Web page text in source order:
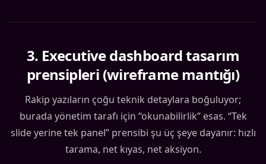
3. Executive dashboard tasarım
prensipleri (wireframe mantığı)
Rakip yazıların çoğu teknik detaylara boğuluyor;
burada yönetim tarafı için “okunabilirlik” esas. “Tek
slide yerine tek panel” prensibi şu üç şeye dayanır: hızlı
tarama, net kıyas, net aksiyon.